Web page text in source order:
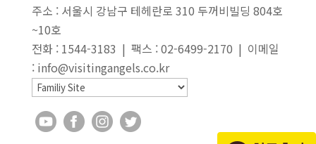
주소 : 서울시 강남구 테헤란로 310 두꺼비빌딩 804호
~10호
전화 : 1544-3183 | 팩스 : 02-6499-2170 | 이메일
: info@visitingangels.co.kr